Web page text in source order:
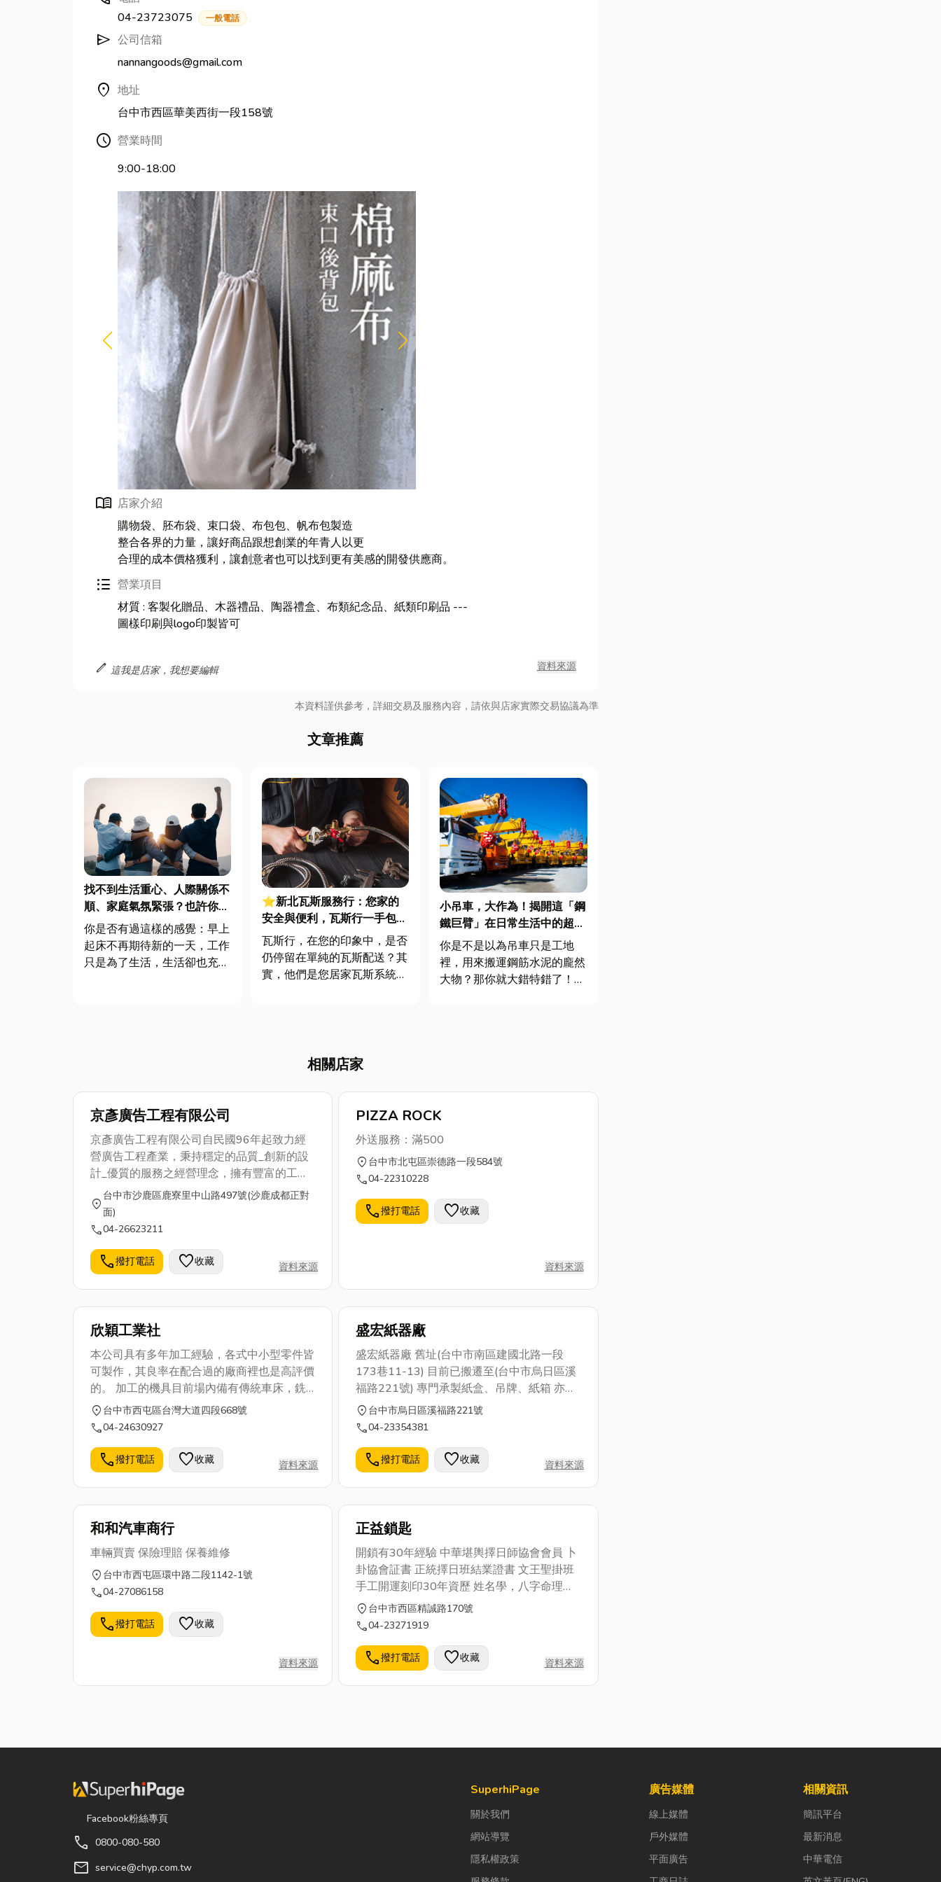
04-23723075
一般電話
send 公司信箱
nannangoods@gmail.com
location_on 地址
台中市西區華美西街一段158號
Schedule 營業時間
9:00-18:00
menu_book 店家介紹
購物袋、胚布袋、束口袋、布包包、帆布包製造
整合各界的力量，讓好商品跟想創業的年青人以更
合理的成本價格獲利，讓創意者也可以找到更有美感的開發供應商。
format_list_bulleted 營業項目
材質 : 客製化贈品、木器禮品、陶器禮盒、布類紀念品、紙類印刷品 ---
圖樣印刷與logo印製皆可
edit 這我是店家，我想要編輯 資料來源
本資料謹供參考，詳細交易及服務內容，請依與店家實際交易協議為準
文章推薦
找不到生活重心、人際關係不
順、家庭氣氛緊張？也許你該
加入一個能改變你的社團活動
你是否有過這樣的感覺：早上
起床不再期待新的一天，工作
只是為了生活，生活卻也充滿
⭐新北瓦斯服務行：您家的
安全與便利，瓦斯行一手包
辦！
瓦斯行，在您的印象中，是否
仍停留在單純的瓦斯配送？其
實，他們是您居家瓦斯系統背
解這些專業服務如何保障您的
日常便利與居家安全，文末更
將推薦幾...
小吊車，大作為！揭開這「鋼
鐵巨臂」在日常生活中的超級
應用！
你是不是以為吊車只是工地
裡，用來搬運鋼筋水泥的龐然
大物？那你就大錯特錯了！事
種類、及...
相關店家
京彥廣告工程有限公司
京彥廣告工程有限公司自民國96年起致力經
營廣告工程產業，秉持穩定的品質_創新的設
計_優質的服務之經營理念，擁有豐富的工程
經驗與專業技術人員從事專案設計與規劃。公
司自設工廠部門分:設計部，鐵工部。從報價>
設計>討論>對稿>製作>完成，每個步驟都是
於本公司運作完成，一條龍服務，大大降低了
營運成本。 隨著科技產業成長，傳統看板也
順應時勢潮流作改變，近年來運用多種新式材
料，以輕薄/明亮/節能為宗旨，LED燈與LED
光源取代傳統省電燈具,不但節能省電還廣泛
運用在廣告看板上，更增加了豐富的色彩。
location_on
台中市沙鹿區鹿寮里中山路497號(沙鹿成都正對
面)
call04-26623211
call撥打電話 favorite收藏 資料來源
PIZZA ROCK
外送服務：滿500
location_on 台中市北屯區崇德路一段584號
call04-22310228
call撥打電話 favorite收藏
資料來源
欣穎工業社
本公司具有多年加工經驗，各式中小型零件皆
可製作，其良率在配合過的廠商裡也是高評價
的。 加工的機具目前場內備有傳統車床，銑
床，CNC車床等。 歡迎來電詢問與長期配
合。
location_on 台中市西屯區台灣大道四段668號
call04-24630927
call撥打電話 favorite收藏 資料來源
盛宏紙器廠
盛宏紙器廠 舊址(台中市南區建國北路一段
173巷11-13) 目前已搬遷至(台中市烏日區溪
福路221號) 專門承製紙盒、吊牌、紙箱 亦有
經文印製 如有需要歡迎來電詢問 04-
23354381
location_on 台中市烏日區溪福路221號
call04-23354381
call撥打電話 favorite收藏 資料來源
和和汽車商行
車輛買賣 保險理賠 保養維修
location_on 台中市西屯區環中路二段1142-1號
call04-27086158
call撥打電話 favorite收藏
資料來源
正益鎖匙
開鎖有30年經驗 中華堪輿擇日師協會會員 卜
卦協會証書 正統擇日班結業證書 文王聖掛班
手工開運刻印30年資歷 姓名學，八字命理諮
詢
location_on 台中市西區精誠路170號
call04-23271919
call撥打電話 favorite收藏 資料來源
Facebook粉絲專頁
call 0800-080-580
mail service@chyp.com.tw
SuperhiPage
關於我們
網站導覽
隱私權政策
廣告媒體
線上媒體
戶外媒體
平面廣告
相關資訊
簡訊平台
最新消息
中華電信